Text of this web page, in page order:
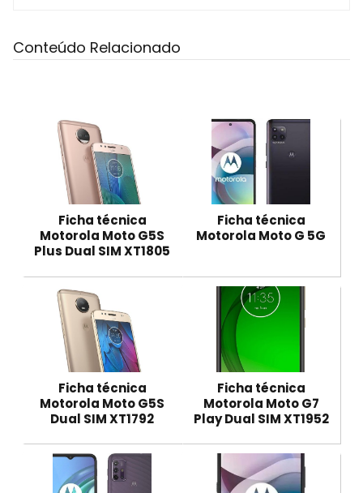
Conteúdo Relacionado
Ficha técnica
Motorola Moto G5S
Plus Dual SIM XT1805
Ficha técnica
Motorola Moto G 5G
Ficha técnica
Motorola Moto G5S
Dual SIM XT1792
Ficha técnica
Motorola Moto G7
Play Dual SIM XT1952